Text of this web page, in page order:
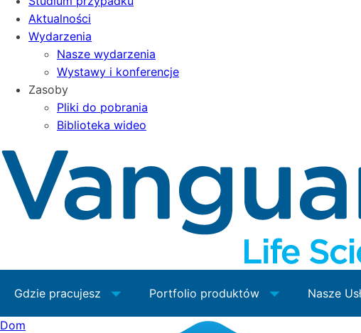
Aktualności
Wydarzenia
Nasze wydarzenia
Wystawy i konferencje
Zasoby
Pliki do pobrania
Biblioteka wideo
Gdzie pracujesz Portfolio produktów Nasze
Dom